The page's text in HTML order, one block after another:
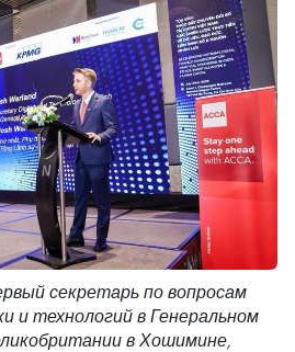
секретарь по вопросам
и технологий в Генеральном
в Хошимине,